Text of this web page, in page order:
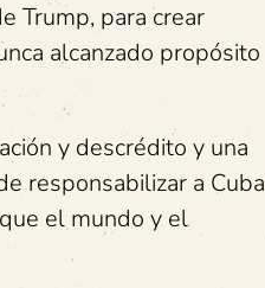
Trump, para crear
alcanzado propósito
y descrédito y una
responsabilizar a Cuba
el mundo y el